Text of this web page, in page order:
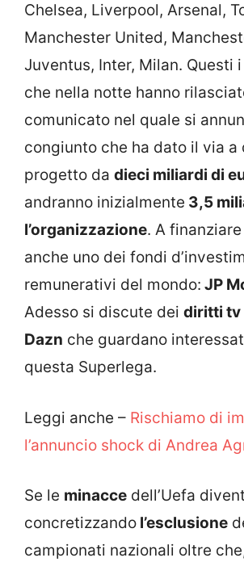
Chelsea, Liverpool, Arsenal,
Manchester United,
Juventus, Inter, Milan. Questi i
che nella notte hanno
comunicato nel quale si
congiunto che ha dato il via a
progetto da dieci miliardi di
andranno inizialmente 3,5
l’organizzazione. A
anche uno dei fondi
remunerativi del mondo: JP
Adesso si discute dei diritti tv
Dazn che guardano
questa Superlega.
Leggi anche – Rischiamo di
l’annuncio shock di Andrea
Se le minacce dell’Uefa
concretizzando l’esclusione
campionati nazionali oltre